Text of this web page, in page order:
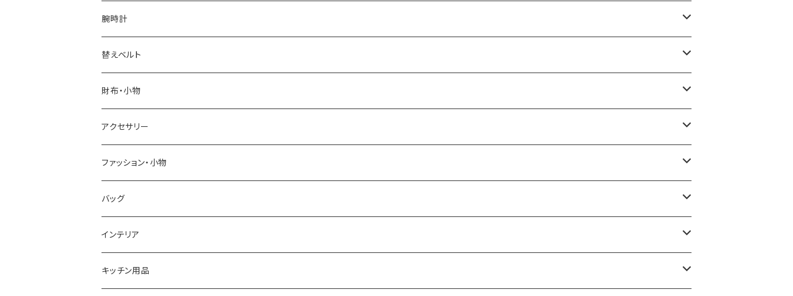
腕時計
ELGIN
SALVATORE MARRA
CASIO
GRANDEUR
COGU
GAGA MILANO
CACTUS
替えベルト
COACH
DANIEL WELLINGTON
LACOSTE
DIESEL
MICHAEL KORS
NO BRAND
財布・小物
SONNE
DUCT
TRANSNUMBER
SAAMA HOMME
ARNOLD PALMER
アクセサリー
GUCCI
TIFFANY&CO
FOLLI FOLLIE
POLICE
ファッション・小物
DAKS
栃木レザー
NIKE
バッグ
MANHATTAN PORTAGE
United HOMME
インテリア
CRYSTOCRAFT
キッチン用品